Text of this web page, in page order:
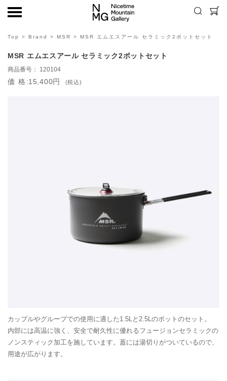
Top > Brand > MSR > MSR エムエスアール セラミック2ポットセット
MSR エムエスアール セラミック2ポットセット
120104
価格15,400円 (税込)
カップルやグループでの使用に適した1.5Lと2.5Lのポットのセット。
内部には高温に強く、安全で耐久性に優れるフュージョンセラミックの
ノンスティック加工を施しています。蓋には湯切りがついているので、
用途が広がります。